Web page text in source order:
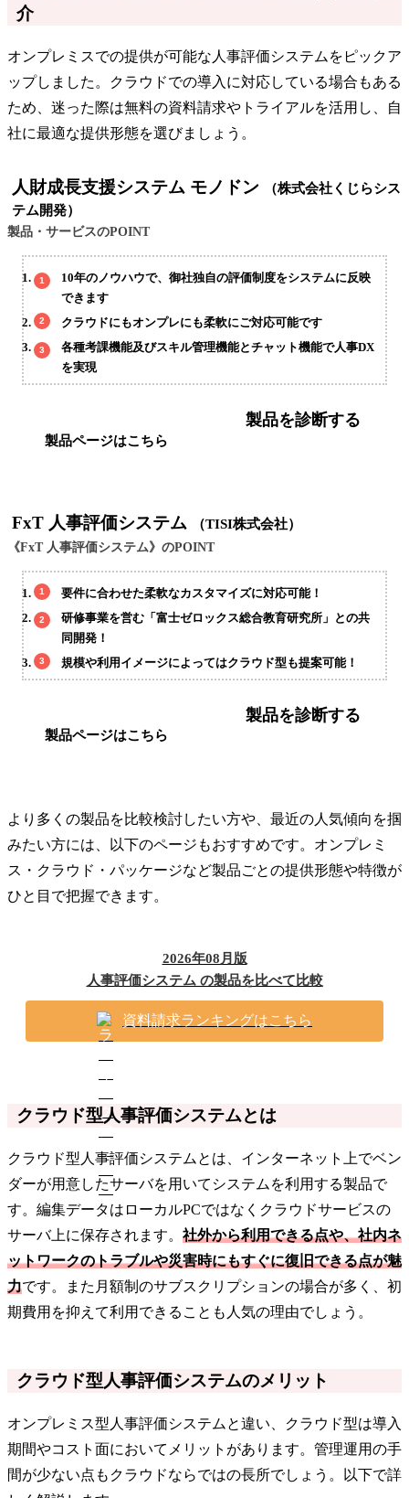
介
オンプレミスでの提供が可能な人事評価システムをピックア
ップしました。クラウドでの導入に対応している場合もある
ため、迷った際は無料の資料請求やトライアルを活用し、自
社に最適な提供形態を選びましょう。
人財成長支援システム モノドン
（株式会社くじらシス
テム開発）
製品・サービスのPOINT
10年のノウハウで、御社独自の評価制度をシステムに反映
できます
クラウドにもオンプレにも柔軟にご対応可能です
各種考課機能及びスキル管理機能とチャット機能で人事DX
を実現
製品ページはこちら
製品を診断する
FxT 人事評価システム （TISI株式会社）
《FxT 人事評価システム》のPOINT
要件に合わせた柔軟なカスタマイズに対応可能！
研修事業を営む「富士ゼロックス総合教育研究所」との共
同開発！
規模や利用イメージによってはクラウド型も提案可能！
製品ページはこちら
製品を診断する
より多くの製品を比較検討したい方や、最近の人気傾向を掴
みたい方には、以下のページもおすすめです。オンプレミ
ス・クラウド・パッケージなど製品ごとの提供形態や特徴が
ひと目で把握できます。
2026年08月版
人事評価システム の製品を比べて比較
資料請求ランキングはこちら
クラウド型人事評価システムとは
クラウド型人事評価システムとは、インターネット上でベン
ダーが用意したサーバを用いてシステムを利用する製品で
す。編集データはローカルPCではなくクラウドサービスの
サーバ上に保存されます。 社外から利用できる点や、社内ネ
ットワークのトラブルや災害時にもすぐに復旧できる点が魅
力です。また月額制のサブスクリプションの場合が多く、初
期費用を抑えて利用できることも人気の理由でしょう。
クラウド型人事評価システムのメリット
オンプレミス型人事評価システムと違い、クラウド型は導入
期間やコスト面においてメリットがあります。管理運用の手
間が少ない点もクラウドならではの長所でしょう。以下で詳